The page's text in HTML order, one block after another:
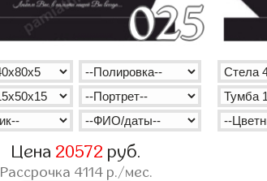
Цена 20572 руб.
Рассрочка 4114р./мес.